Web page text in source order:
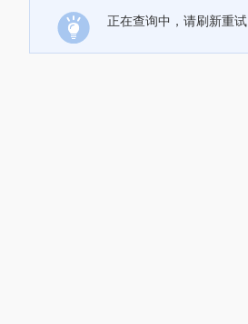
正在查询中，请刷新重试